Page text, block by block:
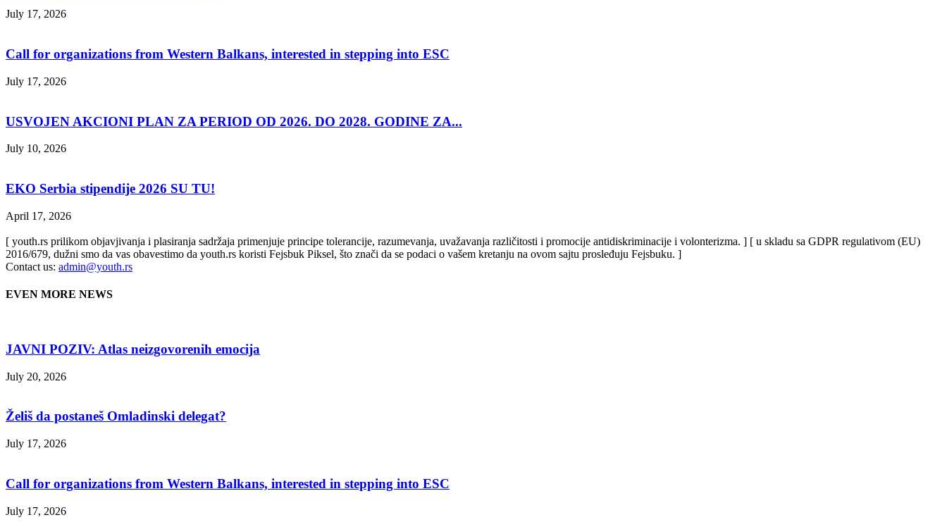
July 17, 2026
Call for organizations from Western Balkans, interested in stepping into ESC
July 17, 2026
USVOJEN AKCIONI PLAN ZA PERIOD OD 2026. DO 2028. GODINE ZA...
July 10, 2026
EKO Serbia stipendije 2026 SU TU!
April 17, 2026
[ youth.rs prilikom objavjivanja i plasiranja sadržaja primenjuje principe tolerancije, razumevanja, uvažavanja različitosti i promocije antidiskriminacije i volonterizma. ] [ u skladu sa GDPR regulativom (EU)
2016/679, dužni smo da vas obavestimo da youth.rs koristi Fejsbuk Piksel, što znači da se podaci o vašem kretanju na ovom sajtu prosleđuju Fejsbuku. ]
Contact us: admin@youth.rs
EVEN MORE NEWS
JAVNI POZIV: Atlas neizgovorenih emocija
July 20, 2026
Želiš da postaneš Omladinski delegat?
July 17, 2026
Call for organizations from Western Balkans, interested in stepping into ESC
July 17, 2026